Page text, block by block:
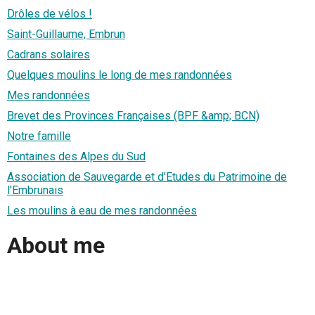
Drôles de vélos !
Saint-Guillaume, Embrun
Cadrans solaires
Quelques moulins le long de mes randonnées
Mes randonnées
Brevet des Provinces Françaises (BPF &amp; BCN)
Notre famille
Fontaines des Alpes du Sud
Association de Sauvegarde et d'Etudes du Patrimoine de
l'Embrunais
Les moulins à eau de mes randonnées
About me